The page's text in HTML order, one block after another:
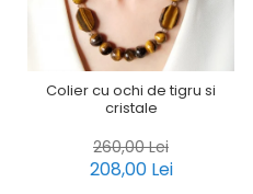
Colier cu ochi de tigru si
cristale
260,00 Lei
208,00 Lei